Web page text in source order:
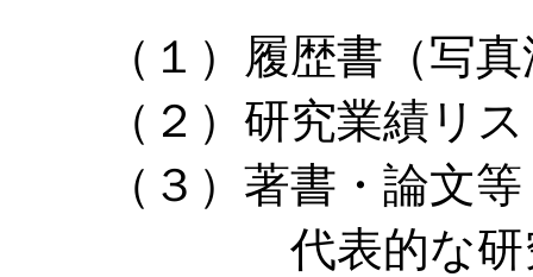
（１）履歴書（写
（２）研究業績リ
（３）著書・論文等
代表的な研究